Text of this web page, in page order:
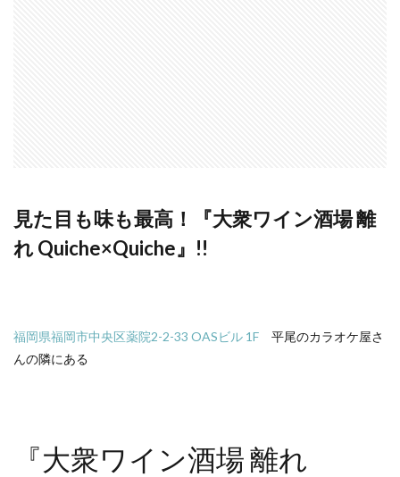
見た目も味も最高！『大衆ワイン酒場 離
れ Quiche×Quiche』!!
福岡県福岡市中央区薬院2-2-33 OASビル 1F 平尾のカラオケ屋さ
んの隣にある
『大衆ワイン酒場 離れ